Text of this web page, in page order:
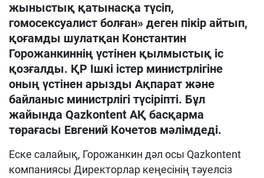
жыныстық қатынасқа түсіп,
гомосексуалист болған» деген пікір айтып,
қоғамды шулатқан Константин
Горожанкиннің үстінен қылмыстық іс
қозғалды. ҚР Ішкі істер министрлігіне
оның үстінен арызды Ақпарат және
байланыс министрлігі түсіріпті. Бұл
жайында Qazkontent АҚ басқарма
төрағасы Евгений Кочетов мәлімдеді.
Еске салайық, Горожанкин дәл осы Qazkontent
компаниясы Директорлар кеңесінің тәуелсіз